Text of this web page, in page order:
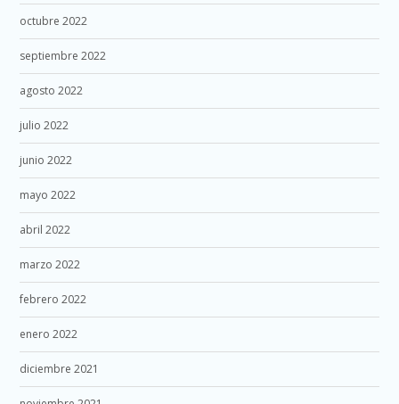
octubre 2022
septiembre 2022
agosto 2022
julio 2022
junio 2022
mayo 2022
abril 2022
marzo 2022
febrero 2022
enero 2022
diciembre 2021